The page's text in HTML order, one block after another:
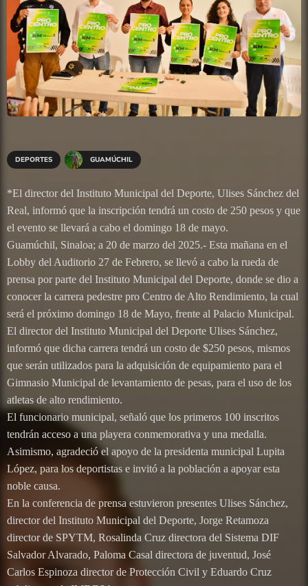
DEPORTES GUAMÚCHIL
*El director del Instituto Municipal del Deporte, Ulises Sánchez del
Real, informó que la inscripción tendrá un costo de 250 pesos y que
el evento se llevará a cabo el domingo 18 de mayo.
Guamúchil, Sinaloa; a 20 de marzo del 2025.- Esta mañana en el
Lobby del Auditorio 27 de Febrero, se llevó a cabo la rueda de
prensa por parte del Instituto Municipal del Deporte, donde se dio a
conocer la carrera pedestre pro Centro de Alto Rendimiento, la cual
será el próximo domingo 18 de Mayo, frente al Palacio Municipal.
El director del Instituto Municipal del Deporte Ulises Sánchez,
informó que dicha carrera tendrá un costo de $250 pesos, mismos
que serán utilizados para la adquisición de equipamiento para el
Gimnasio Municipal de levantamiento de pesas, para el uso de los
atletas de alto rendimiento.
El funcionario municipal, señaló que los primeros 100 inscritos
tendrán acceso a una playera conmemorativa y una medalla.
Asimismo, agradeció el apoyo de la presidenta municipal Lupita
López, para los deportistas e invitó a la población a apoyar esta
noble causa.
En la conferencia de prensa estuvieron presentes Ulises Sánchez,
director del Instituto Municipal del Deporte, Jorge Retamoza
director de SPYTM, Rosalinda Cruz directora del Sistema DIF
Salvador Alvarado, Paloma Casal directora de juventud, José
Carlos Espinoza director de Protección Civil y Eduardo Cruz